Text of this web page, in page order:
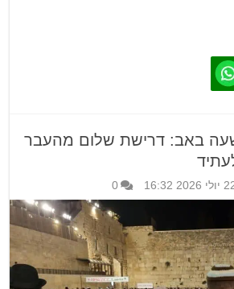
באב: דרישת שלום מהעבר
2026 16:32
0